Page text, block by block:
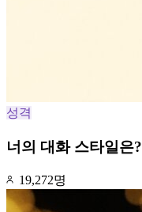
성격
너의 대화 스타일은?
19,272명